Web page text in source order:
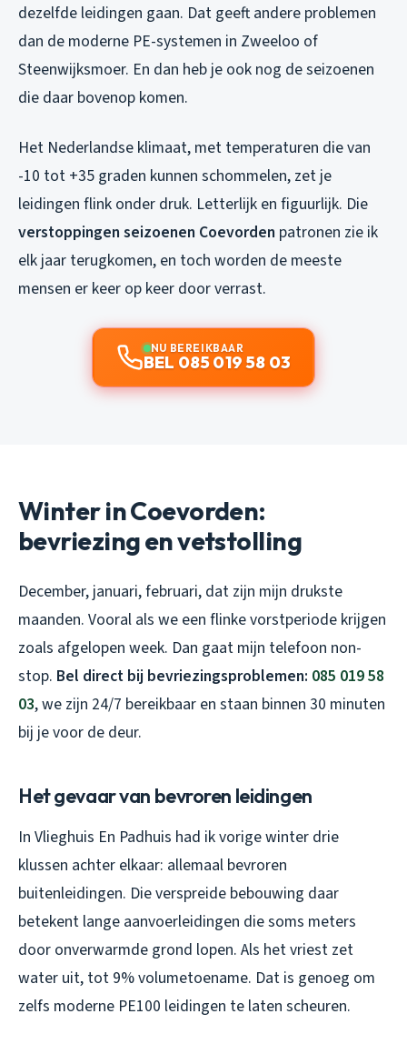
dezelfde leidingen gaan. Dat geeft andere problemen
dan de moderne PE-systemen in Zweeloo of
Steenwijksmoer. En dan heb je ook nog de seizoenen
die daar bovenop komen.
Het Nederlandse klimaat, met temperaturen die van
-10 tot +35 graden kunnen schommelen, zet je
leidingen flink onder druk. Letterlijk en figuurlijk. Die
verstoppingen seizoenen Coevorden patronen zie ik
elk jaar terugkomen, en toch worden de meeste
mensen er keer op keer door verrast.
NU BEREIKBAAR
BEL 085 019 58 03
Winter in Coevorden:
bevriezing en vetstolling
December, januari, februari, dat zijn mijn drukste
maanden. Vooral als we een flinke vorstperiode krijgen
zoals afgelopen week. Dan gaat mijn telefoon non-
stop. Bel direct bij bevriezingsproblemen: 085 019 58
03, we zijn 24/7 bereikbaar en staan binnen 30 minuten
bij je voor de deur.
Het gevaar van bevroren leidingen
In Vlieghuis En Padhuis had ik vorige winter drie
klussen achter elkaar: allemaal bevroren
buitenleidingen. Die verspreide bebouwing daar
betekent lange aanvoerleidingen die soms meters
door onverwarmde grond lopen. Als het vriest zet
water uit, tot 9% volumetoename. Dat is genoeg om
zelfs moderne PE100 leidingen te laten scheuren.